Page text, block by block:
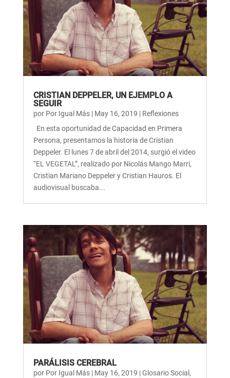
CRISTIAN DEPPELER, UN EJEMPLO A
SEGUIR
por Por Igual Más| May 16, 2019 | Reflexiones
En esta oportunidad de Capacidad en Primera
Persona, presentamos la historia de Cristian
Deppeler. El lunes 7 de abril del 2014, surgió el video
“EL VEGETAL”, realizado por Nicolás Mango Marri,
Cristian Mariano Deppeler y Cristian Hauros. El
audiovisual buscaba...
PARÁLISIS CEREBRAL
por Por Igual Más| May 16, 2019 |Glosario Social ,